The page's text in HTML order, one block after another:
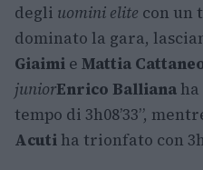
degli uomini elite con un
dominato la gara,
Giaimi e Mattia
juniorEnrico Balliana
tempo di 3h08’33”,
Acuti ha trionfato con